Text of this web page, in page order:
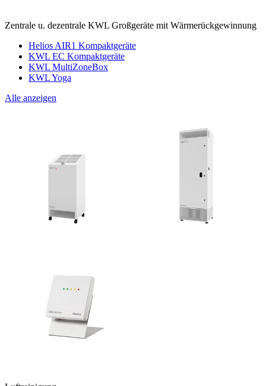
Zentrale u. dezentrale KWL Großgeräte mit Wärmerückgewinnung
Helios AIR1 Kompaktgeräte
KWL EC Kompaktgeräte
KWL MultiZoneBox
KWL Yoga
Alle anzeigen